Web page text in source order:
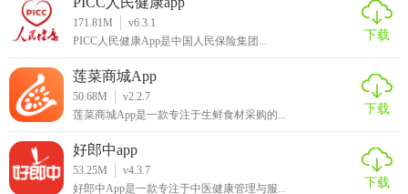
171.81M
v6.3.1
PICC人民健康App是中国人民保险集团...
下载
莲菜商城App
50.68M
v2.2.7
莲菜商城App是一款专注于生鲜食材采购的...
下载
好郎中app
53.25M
v4.3.7
好郎中App是一款专注于中医健康管理与服...
下载